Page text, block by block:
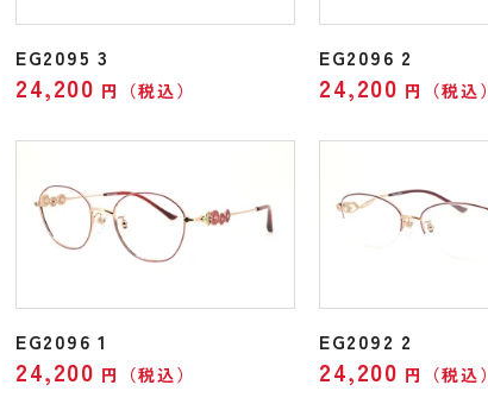
EG2095 3
24,200 円（税込）
EG2096 2
24,200 円（税込）
EG2096 1
24,200 円（税込）
EG2092 2
24,200 円（税込）